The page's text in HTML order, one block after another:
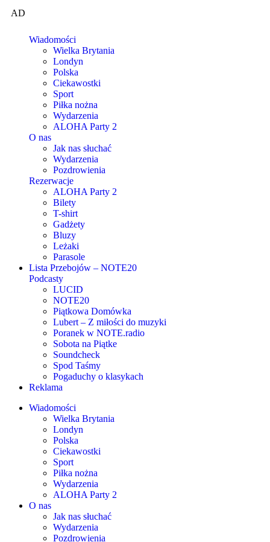
AD
Wiadomości
Wielka Brytania
Londyn
Polska
Ciekawostki
Sport
Piłka nożna
Wydarzenia
ALOHA Party 2
O nas
Jak nas słuchać
Wydarzenia
Pozdrowienia
Rezerwacje
ALOHA Party 2
Bilety
T-shirt
Gadżety
Bluzy
Leżaki
Parasole
Lista Przebojów – NOTE20
Podcasty
LUCID
NOTE20
Piątkowa Domówka
Lubert – Z miłości do muzyki
Poranek w NOTE.radio
Sobota na Piątke
Soundcheck
Spod Taśmy
Pogaduchy o klasykach
Reklama
Wiadomości
Wielka Brytania
Londyn
Polska
Ciekawostki
Sport
Piłka nożna
Wydarzenia
ALOHA Party 2
O nas
Jak nas słuchać
Wydarzenia
Pozdrowienia